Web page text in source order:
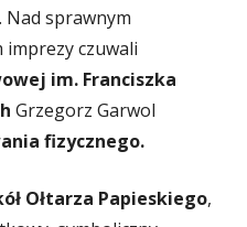
. Nad sprawnym
imprezy czuwali
im. Franciszka
Grzegorz Garwol
fizycznego.
Ołtarza Papieskiego,